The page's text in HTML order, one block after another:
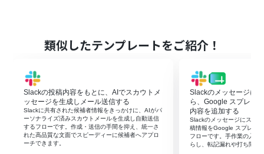
■フローボットの流れ
次に、トリガーでフォームを選択し、「回答が送信された
ら」というアクションを設定します
オペレーションで、文字起こし機能を設定し、フォームで
受け取った音声データを文字起こしします
続いて、要約機能を設定し、文字起こししたテキストを要
約します
その後、Yoomのデータベース機能を設定し、商談情報や
類似したテンプレートをご紹介！
Slackの投稿内容をもとに、AIでスカウトメ
ッセージを生成しメール送信する
Slackに共有された候補者情報をきっかけに、AIがパ
ーソナライズ済みスカウトメールを生成し自動送信
するフローです。作成・送信の手間を抑え、統一さ
れた高品質な文面でスピーディーに候補者へアプロ
ーチできます。
Slackのメッセージに
ら、Google スプレッ
内容を追加する
Slackのメッセージにスタ
稿情報をGoogle スプレッ
フローです。手作業の入力
らし、転記漏れや打ち間違